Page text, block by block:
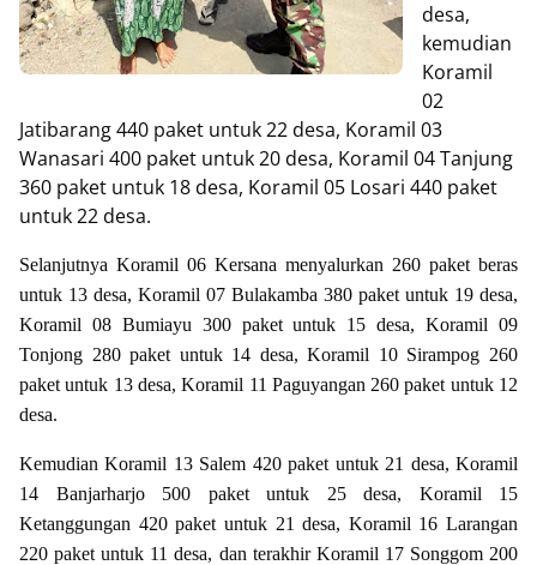
desa,
kemudian
Koramil
02
Jatibarang 440 paket untuk 22 desa, Koramil 03
Wanasari 400 paket untuk 20 desa, Koramil 04 Tanjung
360 paket untuk 18 desa, Koramil 05 Losari 440 paket
untuk 22 desa.
Selanjutnya Koramil 06 Kersana menyalurkan 260 paket beras
untuk 13 desa, Koramil 07 Bulakamba 380 paket untuk 19 desa,
Koramil 08 Bumiayu 300 paket untuk 15 desa, Koramil 09
Tonjong 280 paket untuk 14 desa, Koramil 10 Sirampog 260
paket untuk 13 desa, Koramil 11 Paguyangan 260 paket untuk 12
desa.
Kemudian Koramil 13 Salem 420 paket untuk 21 desa, Koramil
14 Banjarharjo 500 paket untuk 25 desa, Koramil 15
Ketanggungan 420 paket untuk 21 desa, Koramil 16 Larangan
220 paket untuk 11 desa, dan terakhir Koramil 17 Songgom 200